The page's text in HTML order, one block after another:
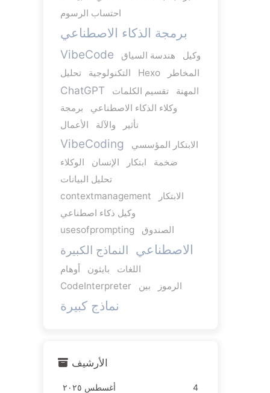
احتساب الرسوم
برمجة الذكاء الاصطناعي
VibeCode هندسة السياق
وكيل
تحليل
التكنولوجية Hexo المخاطر
ChatGPT تقسيم الكلمات
المهنة
برمجة
وكلاء الذكاء الاصطناعي
الأعمال
والآلة تأثير
VibeCoding
الابتكار المؤسسي
الوكلاء
الإنسان ابتكار
ضخمة
تحليل البيانات
contextmanagement
الابتكار
وكيل ذكاء اصطناعي
usesofprompting
الصندوق
النماذج الكبيرة الاصطناعي
أوهام بايثون
اللغات
CodeInterpreter
بين الرموز
نماذج كبيرة
الأرشيف
أغسطس ٢٠٢٥
4